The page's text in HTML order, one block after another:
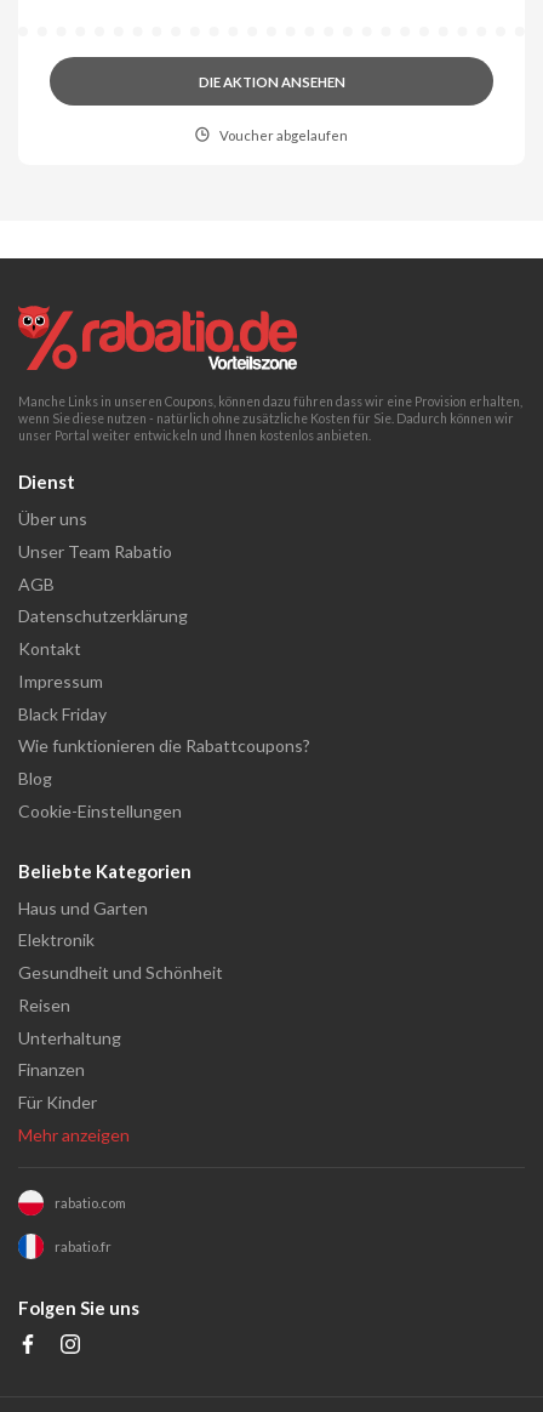
DIE AKTION ANSEHEN
Voucher abgelaufen
Manche Links in unseren Coupons, können dazu führen dass wir eine Provision erhalten,
wenn Sie diese nutzen - natürlich ohne zusätzliche Kosten für Sie. Dadurch können wir
unser Portal weiter entwickeln und Ihnen kostenlos anbieten.
Dienst
Über uns
Unser Team Rabatio
AGB
Datenschutzerklärung
Kontakt
Impressum
Black Friday
Wie funktionieren die Rabattcoupons?
Blog
Cookie-Einstellungen
Beliebte Kategorien
Haus und Garten
Elektronik
Gesundheit und Schönheit
Reisen
Unterhaltung
Finanzen
Für Kinder
Mehr anzeigen
rabatio.com
rabatio.fr
Folgen Sie uns